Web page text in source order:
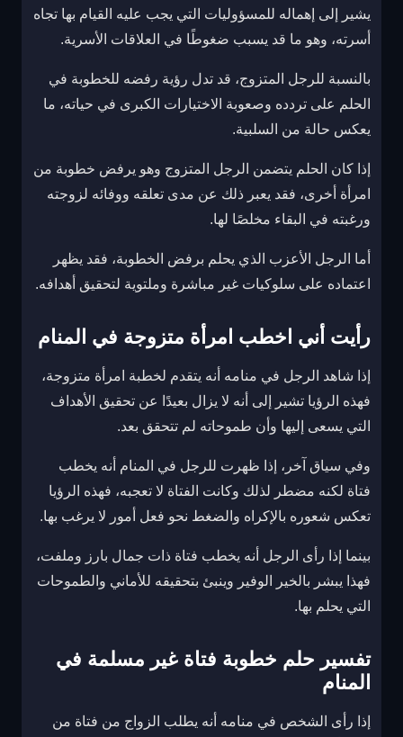
يشير إلى إهماله للمسؤوليات التي يجب عليه القيام بها تجاه
أسرته، وهو ما قد يسبب ضغوطًا في العلاقات الأسرية.
بالنسبة للرجل المتزوج، قد تدل رؤية رفضه للخطوبة في
الحلم على تردده وصعوبة الاختيارات الكبرى في حياته، ما
يعكس حالة من السلبية.
إذا كان الحلم يتضمن الرجل المتزوج وهو يرفض خطوبة من
امرأة أخرى، فقد يعبر ذلك عن مدى تعلقه ووفائه لزوجته
ورغبته في البقاء مخلصًا لها.
أما الرجل الأعزب الذي يحلم برفض الخطوبة، فقد يظهر
اعتماده على سلوكيات غير مباشرة وملتوية لتحقيق أهدافه.
رأيت أني اخطب امرأة متزوجة في المنام
إذا شاهد الرجل في منامه أنه يتقدم لخطبة امرأة متزوجة،
فهذه الرؤيا تشير إلى أنه لا يزال بعيدًا عن تحقيق الأهداف
التي يسعى إليها وأن طموحاته لم تتحقق بعد.
وفي سياق آخر، إذا ظهرت للرجل في المنام أنه يخطب
فتاة لكنه مضطر لذلك وكانت الفتاة لا تعجبه، فهذه الرؤيا
تعكس شعوره بالإكراه والضغط نحو فعل أمور لا يرغب بها.
بينما إذا رأى الرجل أنه يخطب فتاة ذات جمال بارز وملفت،
فهذا يبشر بالخير الوفير وينبئ بتحقيقه للأماني والطموحات
التي يحلم بها.
تفسير حلم خطوبة فتاة غير مسلمة في
المنام
إذا رأى الشخص في منامه أنه يطلب الزواج من فتاة من